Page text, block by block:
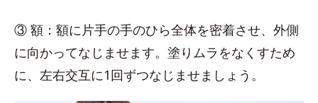
③ 額：額に片手の手のひら全体を密着させ、外側
に向かってなじませます。塗りムラをなくすため
に、左右交互に1回ずつなじませましょう。